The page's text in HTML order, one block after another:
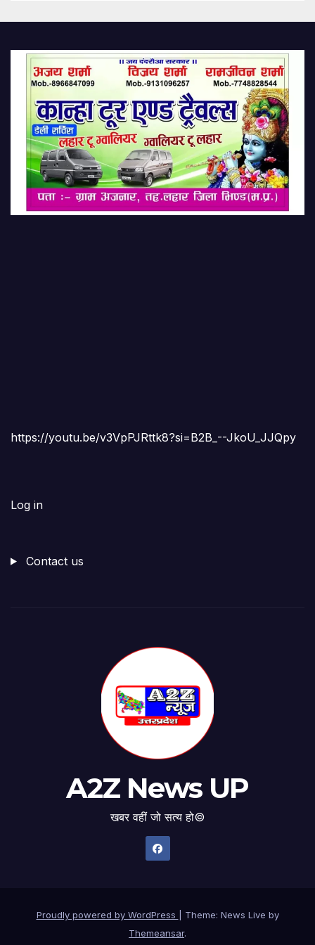
https://youtu.be/v3VpPJRttk8?si=B2B_--JkoU_JJQpy
Log in
Contact us
A2Z News UP
खबर वहीं जो सत्य हो©
Proudly powered by WordPress
Theme: News Live by
Themeansar.